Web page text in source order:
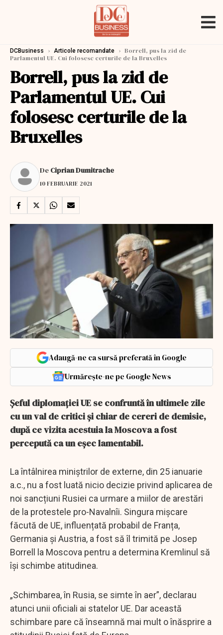
DCBusiness › Articole recomandate › Borrell, pus la zid de
Parlamentul UE. Cui folosesc certurile de la Bruxelles
Borrell, pus la zid de
Parlamentul UE. Cui
folosesc certurile de la
Bruxelles
De Ciprian Dumitrache
10 FEBRUARIE 2021
Adaugă-ne ca sursă preferată în Google
Urmărește-ne pe Google News
Șeful diplomației UE se confruntă în ultimele zile
cu un val de critici și chiar de cereri de demisie,
după ce vizita acestuia la Moscova a fost
percepută ca un eșec lamentabil.
La întâlnirea miniștrilor de externe, din 25 ianuarie
a.c., nu a fost luată nicio decizie privind aplicarea de
noi sancțiuni Rusiei ca urmare a miilor de arestări
de la protestele pro-Navalnîi. Singura mișcare
făcută de UE, influențată probabil de Franța,
Germania și Austria, a fost să îl trimită pe Josep
Borrell la Moscova pentru a determina Kremlinul să
își schimbe atitudinea.
„Schimbarea, în Rusia, se simte în aer”, declarau
atunci unii oficiali ai statelor UE. Dar această
schimbare pare că înseamnă mai mult o înăsprire a